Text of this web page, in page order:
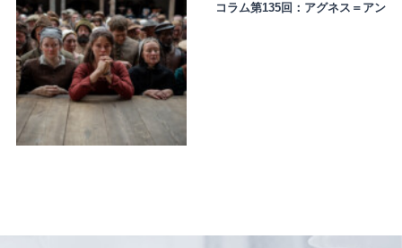
コラム第135回：アグネス＝アン